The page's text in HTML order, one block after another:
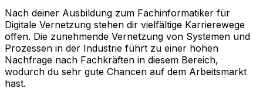
Nach deiner Ausbildung zum Fachinformatiker für
Digitale Vernetzung stehen dir vielfältige Karrierewege
offen. Die zunehmende Vernetzung von Systemen und
Prozessen in der Industrie führt zu einer hohen
Nachfrage nach Fachkräften in diesem Bereich,
wodurch du sehr gute Chancen auf dem Arbeitsmarkt
hast.